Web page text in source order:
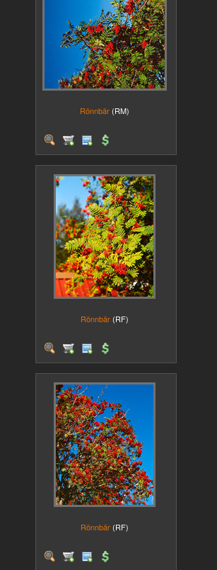
Rönnbär (RM)
Rönnbär (RF)
Rönnbär (RF)